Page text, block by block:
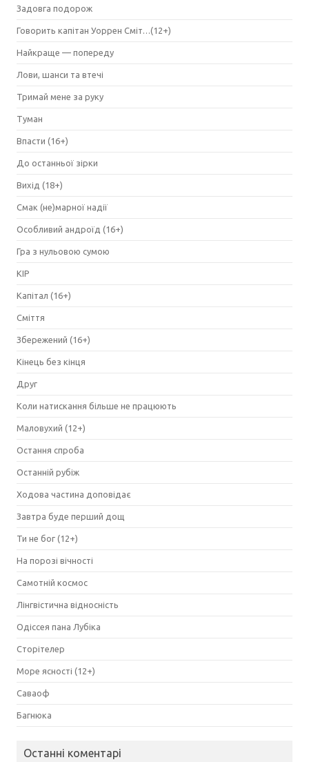
Задовга подорож
Говорить капітан Уоррен Сміт…(12+)
Найкраще — попереду
Лови, шанси та втечі
Тримай мене за руку
Туман
Впасти (16+)
До останньої зірки
Вихід (18+)
Смак (не)марної надії
Особливий андроїд (16+)
Гра з нульовою сумою
КІР
Капітал (16+)
Сміття
Збережений (16+)
Кінець без кінця
Друг
Коли натискання більше не працюють
Маловухий (12+)
Остання спроба
Останній рубіж
Ходова частина доповідає
Завтра буде перший дощ
Ти не бог (12+)
На порозі вічності
Самотній космос
Лінгвістична відносність
Одіссея пана Лубіка
Сторітелер
Море ясності (12+)
Саваоф
Багнюка
Останні коментарі